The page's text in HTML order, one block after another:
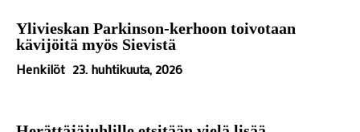
Ylivieskan Parkinson-kerhoon toivotaan
kävijöitä myös Sievistä
Henkilöt 23. huhtikuuta, 2026